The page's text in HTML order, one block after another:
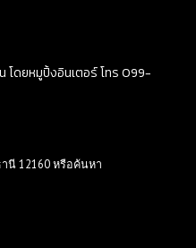
โดยหมูปิ้งอินเตอร์ โทร 099-
นี 12160 หรือค้นหา